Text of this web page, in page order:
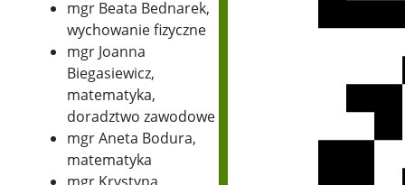
mgr Beata Bednarek,
wychowanie fizyczne
mgr Joanna
Biegasiewicz,
matematyka,
doradztwo zawodowe
mgr Aneta Bodura,
matematyka